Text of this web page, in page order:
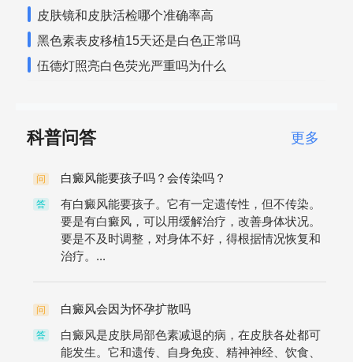
皮肤镜和皮肤活检哪个准确率高
黑色素表皮移植15天还是白色正常吗
伍德灯照亮白色荧光严重吗为什么
科普问答 更多
问 白癜风能要孩子吗？会传染吗？
答
有白癜风能要孩子。它有一定遗传性，但不传染。
要是有白癜风，可以用缓解治疗，改善身体状况。
要是不及时调整，对身体不好，得根据情况恢复和
治疗。...
问 白癜风会因为怀孕扩散吗
答
白癜风是皮肤局部色素减退的病，在皮肤各处都可
能发生。它和遗传、自身免疫、精神神经、饮食、